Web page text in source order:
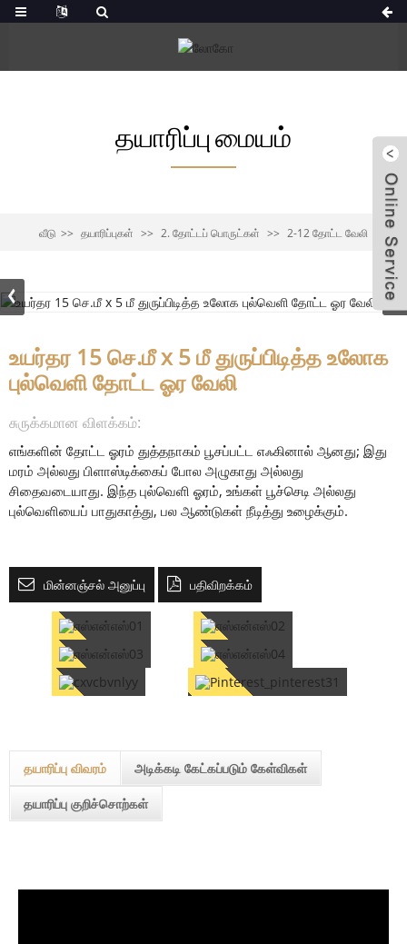
தயாரிப்பு மையம்
வீடு தயாரிப்புகள் 2. தோட்டப் பொருட்கள் 2-12 தோட்ட வேலி
உயர்தர 15 செ.மீ x 5 மீ துருப்பிடித்த உலோக
புல்வெளி தோட்ட ஓர வேலி
சுருக்கமான விளக்கம்:
எங்களின் தோட்ட ஓரம் துத்தநாகம் பூசப்பட்ட எஃகினால் ஆனது; இது
மரம் அல்லது பிளாஸ்டிக்கைப் போல அழுகாது அல்லது
சிதைவடையாது. இந்த புல்வெளி ஓரம், உங்கள் பூச்செடி அல்லது
புல்வெளியைப் பாதுகாத்து, பல ஆண்டுகள் நீடித்து உழைக்கும்.
மின்னஞ்சல் அனுப்பு பதிவிறக்கம்
தயாரிப்பு விவரம் அடிக்கடி கேட்கப்படும் கேள்விகள்
தயாரிப்பு குறிச்சொற்கள்